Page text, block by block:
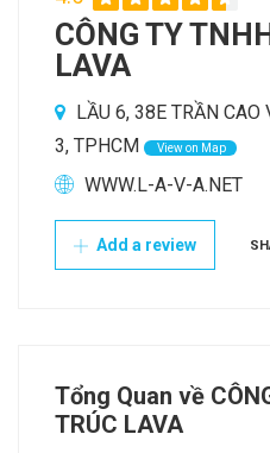
CÔNG TY
LAVA
LẦU 6, 38E TRẦN CAO
3, TPHCM
View on Map
WWW.L-A-V-A.NET
Add a review
Tổng Quan về
TRÚC LAVA